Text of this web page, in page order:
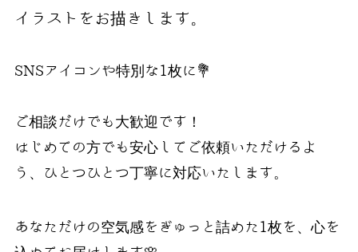
イラストをお描きします。
SNSアイコンや特別な1枚に💐
ご相談だけでも大歓迎です！
はじめての方でも安心してご依頼いただけるよ
う、ひとつひとつ丁寧に対応いたします。
あなただけの空気感をぎゅっと詰めた1枚を、心を